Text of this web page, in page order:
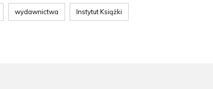
wydawnictwa Instytut Książki